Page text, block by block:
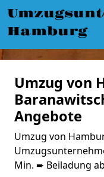
Hamburg
Umzug von
Angebote
Umzug von
Min. ➨ Beiladung